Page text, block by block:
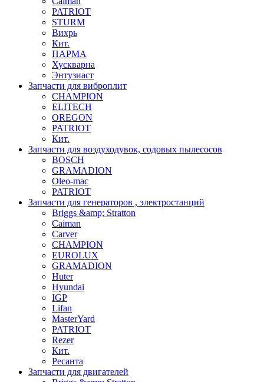
PATRIOT
STURM
Вихрь
Кит.
ПАРМА
Хускварна
Энтузиаст
Запчасти для виброплит
CHAMPION
ELITECH
OREGON
PATRIOT
Кит.
Запчасти для воздуходувок, содовых пылесосов
BOSCH
GRAMADION
Oleo-mac
PATRIOT
Запчасти для генераторов , электростанций
Briggs &amp; Stratton
Caiman
Carver
CHAMPION
EUROLUX
GRAMADION
Huter
Hyundai
IGP
Lifan
MasterYard
PATRIOT
Rezer
Кит.
Ресанта
Запчасти для двигателей